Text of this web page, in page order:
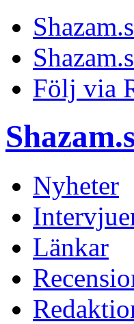
Följ via
Nyheter
Länkar